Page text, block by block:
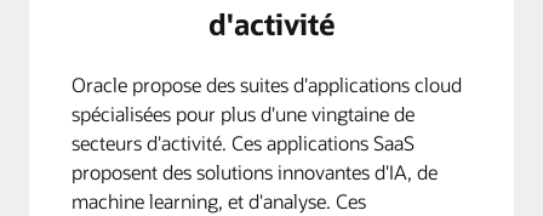
d'activité
Oracle propose des suites d'applications cloud
spécialisées pour plus d'une vingtaine de
secteurs d'activité. Ces applications SaaS
proposent des solutions innovantes d'IA, de
machine learning, et d'analyse. Ces